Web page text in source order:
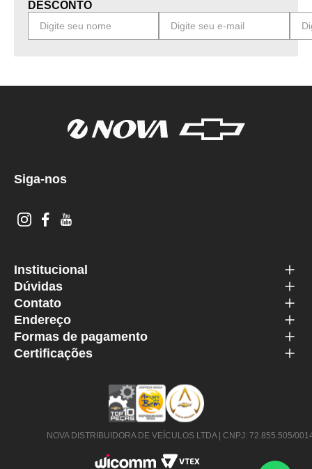
DESCONTO
Siga-nos
Institucional
Dúvidas
Contato
Endereço
Formas de pagamento
Certificações
NOVA DISTRIBUIDORA DE VEÍCULOS LTDA | CNPJ: 72.855.505/